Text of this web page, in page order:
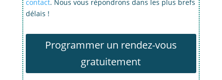
contact. Nous vous répondrons dans les plus brefs
délais !
Programmer un rendez-vous
gratuitement